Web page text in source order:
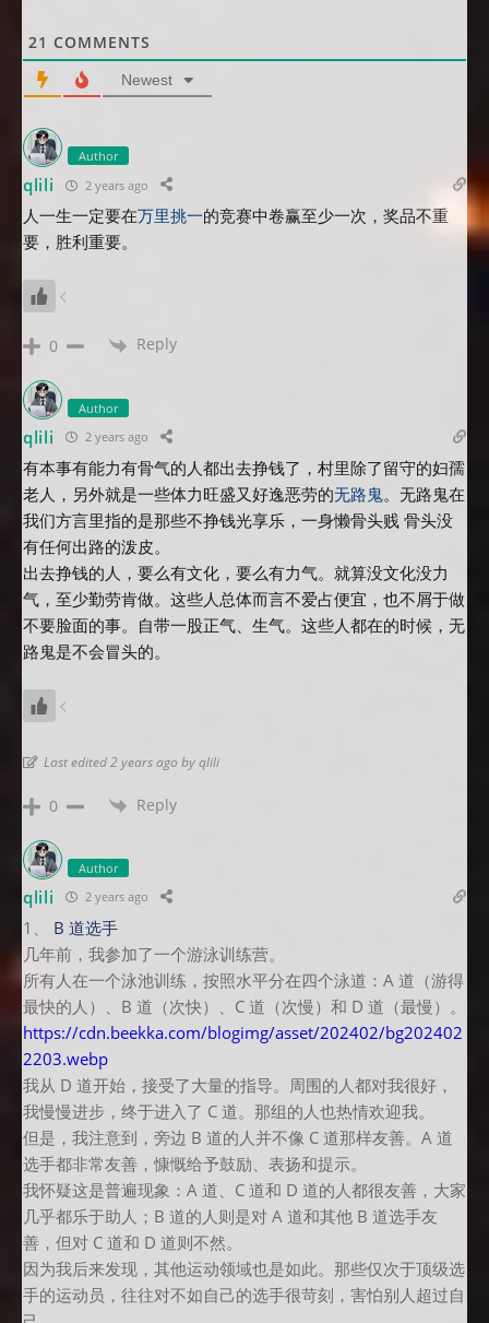
21 COMMENTS
Newest
Author
qlili 2 years ago
人一生一定要在万里挑一的竞赛中卷赢至少一次，奖品不重
要，胜利重要。
0 Reply
Author
qlili 2 years ago
有本事有能力有骨气的人都出去挣钱了，村里除了留守的妇孺
老人，另外就是一些体力旺盛又好逸恶劳的无路鬼。无路鬼在
我们方言里指的是那些不挣钱光享乐，一身懒骨头贱 骨头没
有任何出路的泼皮。
出去挣钱的人，要么有文化，要么有力气。就算没文化没力
气，至少勤劳肯做。这些人总体而言不爱占便宜，也不屑于做
不要脸面的事。自带一股正气、生气。这些人都在的时候，无
路鬼是不会冒头的。
Last edited 2 years ago by qlili
0 Reply
Author
qlili 2 years ago
1、 B 道选手
几年前，我参加了一个游泳训练营。
所有人在一个泳池训练，按照水平分在四个泳道：A 道（游得
最快的人）、B 道（次快）、C 道（次慢）和 D 道（最慢）。
https://cdn.beekka.com/blogimg/asset/202402/bg202402
2203.webp
我从 D 道开始，接受了大量的指导。周围的人都对我很好，
我慢慢进步，终于进入了 C 道。那组的人也热情欢迎我。
但是，我注意到，旁边 B 道的人并不像 C 道那样友善。A 道
选手都非常友善，慷慨给予鼓励、表扬和提示。
我怀疑这是普遍现象：A 道、C 道和 D 道的人都很友善，大家
几乎都乐于助人；B 道的人则是对 A 道和其他 B 道选手友
善，但对 C 道和 D 道则不然。
因为我后来发现，其他运动领域也是如此。那些仅次于顶级选
手的运动员，往往对不如自己的选手很苛刻，害怕别人超过自